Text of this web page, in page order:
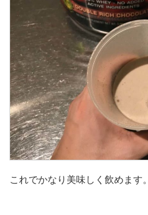
これでかなり美味しく飲めます。